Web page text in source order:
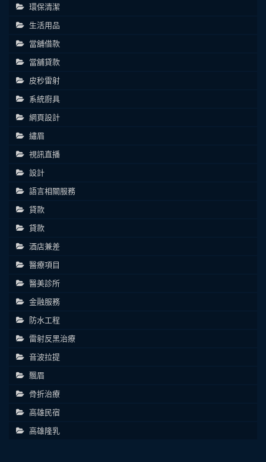
環保清潔
生活用品
當舖借款
當舖貸款
皮秒雷射
系統廚具
網頁設計
繡眉
視訊直播
設計
語言相關服務
貸款
貸款
酒店兼差
醫療項目
醫美診所
金融服務
防水工程
雷射反黑治療
音波拉提
飄眉
骨折治療
高雄民宿
高雄隆乳